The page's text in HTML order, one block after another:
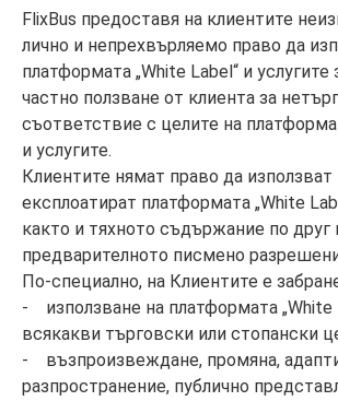
FlixBus предоставя на клиентите
лично и непрехвърляемо право да
платформата „White Label“ и услугите
частно ползване от клиента за
съответствие с целите на
и услугите.
Клиентите нямат право да използват
експлоатират платформата „White
както и тяхното съдържание по друг
предварителното писмено
По-специално, на Клиентите е
- използване на платформата „White
всякакви търговски или стопански
- възпроизвеждане, промяна,
разпространение, публично